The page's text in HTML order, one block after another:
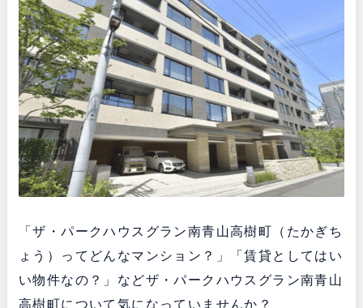
「ザ・パークハウスグラン南青山高樹町（たかぎち
ょう）ってどんなマンション？」「賃貸としてはい
い物件なの？」などザ・パークハウスグラン南青山
高樹町について気になっていませんか？